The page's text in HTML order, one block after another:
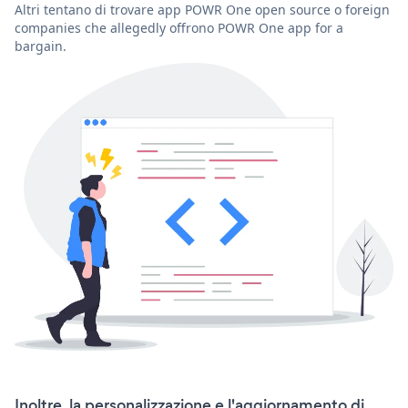
Altri tentano di trovare app POWR One open source o foreign
companies che allegedly offrono POWR One app for a
bargain.